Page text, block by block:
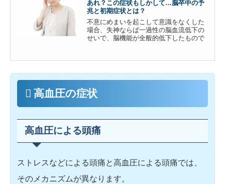
あれ？この症状もしかして…脳卒中の予
兆と初期症状とは？
不意にめまいを起こして意識をなくした
場合、失神ならば一過性の脳血流低下の
せいで、脳機能が全般的低下したもので
害では、生命を一瞬にして奪うことがあ
不随などの重い後遺症をもたら...
高血圧の症状
高血圧による頭痛
ストレスなどによる頭痛と高血圧による頭痛では、
そのメカニズムが異なります。